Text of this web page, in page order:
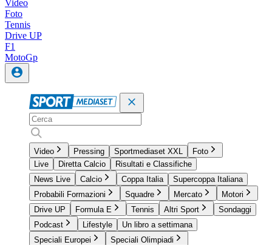
Video
Foto
Tennis
Drive UP
F1
MotoGp
Video Pressing Sportmediaset XXL
Foto
Live
Diretta Calcio
Risultati e Classifiche
News Live
Calcio Coppa Italia
Supercoppa Italiana
Probabili Formazioni
Squadre Mercato
Motori
Drive UP
Formula E Tennis Altri Sport
Sondaggi
Podcast
Lifestyle
Un libro a settimana
Speciali Europei
Speciali Olimpiadi